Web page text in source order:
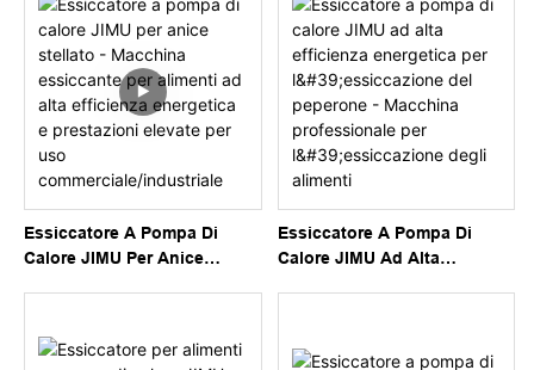
Essiccatore A Pompa Di
Calore JIMU Per Anice
Alta Efficienza Energetica E
Prestazioni Elevate Per Uso
Essiccatore A Pompa Di
Calore JIMU Ad Alta
L'essiccazione Degli